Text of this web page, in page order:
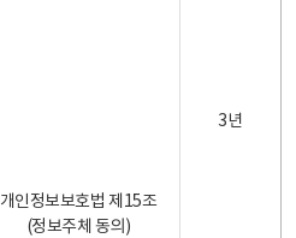
개인정보보호법 제15조
(정보주체 동의)
3년